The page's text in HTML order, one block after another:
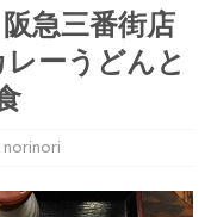
急三番街店
ーうどんと
norinori